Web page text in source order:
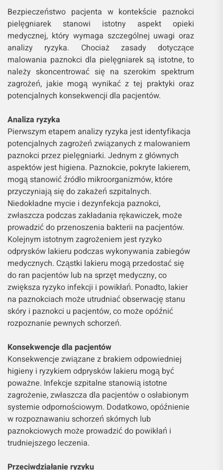
Bezpieczeństwo pacjenta w kontekście paznokci
pielęgniarek stanowi istotny aspekt opieki
medycznej, który wymaga szczególnej uwagi oraz
analizy ryzyka. Chociaż zasady dotyczące
malowania paznokci dla pielęgniarek są istotne, to
należy skoncentrować się na szerokim spektrum
zagrożeń, jakie mogą wynikać z tej praktyki oraz
potencjalnych konsekwencji dla pacjentów.
Analiza ryzyka
Pierwszym etapem analizy ryzyka jest identyfikacja
potencjalnych zagrożeń związanych z malowaniem
paznokci przez pielęgniarki. Jednym z głównych
aspektów jest higiena. Paznokcie, pokryte lakierem,
mogą stanowić źródło mikroorganizmów, które
przyczyniają się do zakażeń szpitalnych.
Niedokładne mycie i dezynfekcja paznokci,
zwłaszcza podczas zakładania rękawiczek, może
prowadzić do przenoszenia bakterii na pacjentów.
Kolejnym istotnym zagrożeniem jest ryzyko
odprysków lakieru podczas wykonywania zabiegów
medycznych. Cząstki lakieru mogą przedostać się
do ran pacjentów lub na sprzęt medyczny, co
zwiększa ryzyko infekcji i powikłań. Ponadto, lakier
na paznokciach może utrudniać obserwację stanu
skóry i paznokci u pacjentów, co może opóźnić
rozpoznanie pewnych schorzeń.
Konsekwencje dla pacjentów
Konsekwencje związane z brakiem odpowiedniej
higieny i ryzykiem odprysków lakieru mogą być
poważne. Infekcje szpitalne stanowią istotne
zagrożenie, zwłaszcza dla pacjentów o osłabionym
systemie odpornościowym. Dodatkowo, opóźnienie
w rozpoznawaniu schorzeń skórnych lub
paznokciowych może prowadzić do powikłań i
trudniejszego leczenia.
Przeciwdziałanie ryzyku